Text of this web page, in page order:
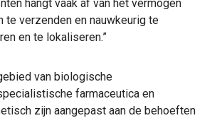
hangt vaak af van het vermogen
te verzenden en nauwkeurig te
en te lokaliseren.”
van biologische
farmaceutica en
zijn aangepast aan de behoeften